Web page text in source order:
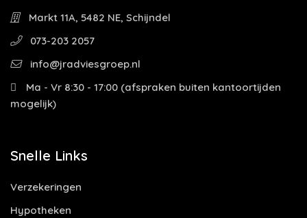
Markt 11A, 5482 NE, Schijndel
073-203 2057
info@jradviesgroep.nl
Ma - Vr 8:30 - 17:00 (afspraken buiten kantoortijden
mogelijk)
Snelle Links
Verzekeringen
Hypotheken